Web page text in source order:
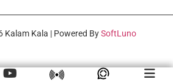
Kala | Powered BySoftLuno